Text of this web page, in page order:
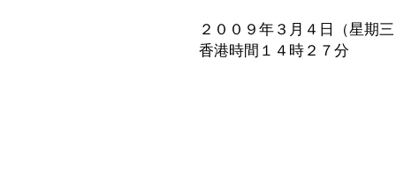
２００９年３月４日（星期
香港時間１４時２７分